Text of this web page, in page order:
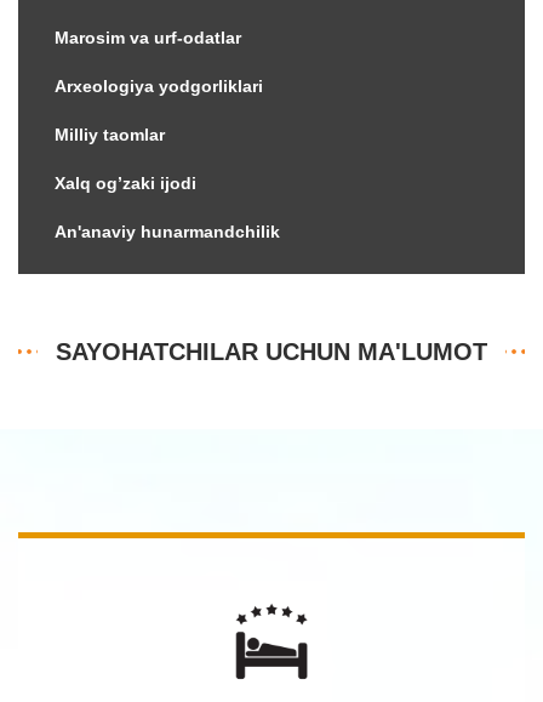
Marosim va urf-odatlar
Аrxeologiya yodgorliklari
Milliy taomlar
Xalq og’zaki ijodi
An'anaviy hunarmandchilik
SAYOHATCHILAR UCHUN MA'LUMOT